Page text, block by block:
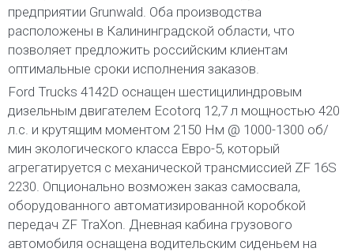
предприятии Grunwald. Оба производства
расположены в Калининградской области, что
позволяет предложить российским клиентам
оптимальные сроки исполнения заказов.
Ford Trucks 4142D оснащен шестицилиндровым
дизельным двигателем Ecotorq 12,7 л мощностью 420
л.с. и крутящим моментом 2150 Нм @ 1000-1300 об/
мин экологического класса Евро-5, который
агрегатируется с механической трансмиссией ZF 16S
2230. Опционально возможен заказ самосвала,
оборудованного автоматизированной коробкой
передач ZF TraXon. Дневная кабина грузового
автомобиля оснащена водительским сиденьем на